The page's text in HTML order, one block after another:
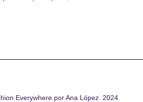
Everywhere por Ana López. 2024